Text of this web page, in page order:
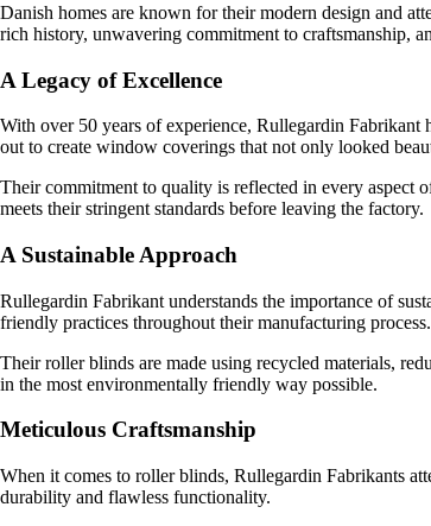
Danish homes are known for their modern design and
rich history, unwavering commitment to craftsmanship,
A Legacy of Excellence
With over 50 years of experience, Rullegardin Fabrikant
out to create window coverings that not only looked
Their commitment to quality is reflected in every aspect
meets their stringent standards before leaving the factory.
A Sustainable Approach
Rullegardin Fabrikant understands the importance of
friendly practices throughout their manufacturing process.
Their roller blinds are made using recycled materials,
in the most environmentally friendly way possible.
Meticulous Craftsmanship
When it comes to roller blinds, Rullegardin Fabrikants
durability and flawless functionality.